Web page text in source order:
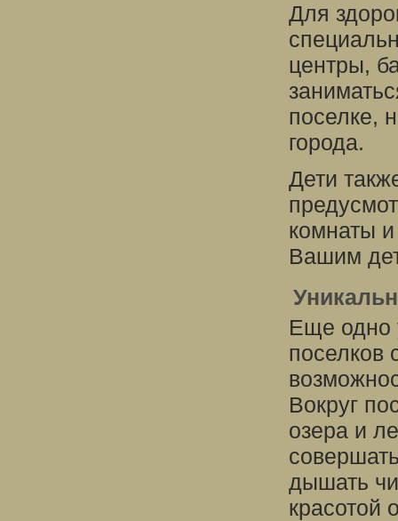
Для
центры,
поселке,
города.
Дети
комнаты
Вашим
Еще одно
поселков
Вокруг
озера и
дышать
красотой